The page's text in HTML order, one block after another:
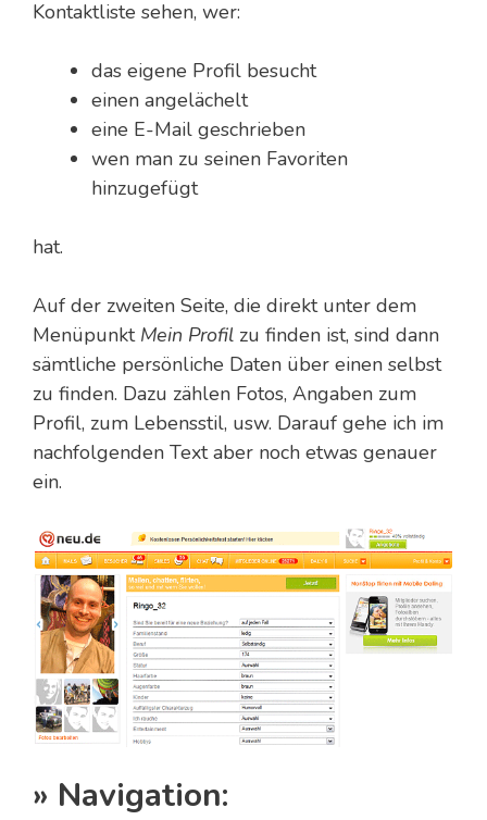
Kontaktliste sehen, wer:
das eigene Profil besucht
einen angelächelt
eine E-Mail geschrieben
wen man zu seinen Favoriten
hinzugefügt
hat.
Auf der zweiten Seite, die direkt unter dem
Menüpunkt Mein Profil zu finden ist, sind dann
sämtliche persönliche Daten über einen selbst
zu finden. Dazu zählen Fotos, Angaben zum
Profil, zum Lebensstil, usw. Darauf gehe ich im
nachfolgenden Text aber noch etwas genauer
ein.
» Navigation: